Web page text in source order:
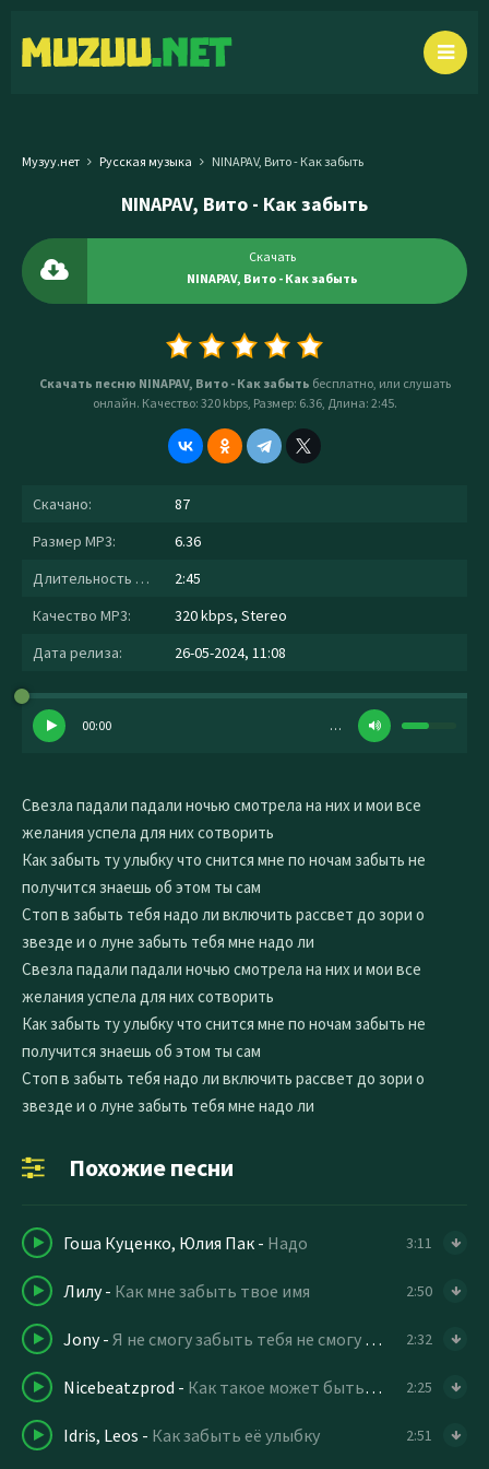
Музуу.нет Русская музыка NINAPAV, Вито - Как забыть
NINAPAV, Вито - Как забыть
Скачать
NINAPAV, Вито - Как забыть
Скачать песню NINAPAV, Вито - Как забыть бесплатно, или слушать
онлайн. Качество: 320 kbps, Размер: 6.36, Длина: 2:45.
Скачано:
87
Размер MP3:
6.36
Длительность MP3:
2:45
Качество MP3:
320 kbps, Stereo
Дата релиза:
26-05-2024, 11:08
00:00 …
Свезла падали падали ночью смотрела на них и мои все
желания успела для них сотворить
Как забыть ту улыбку что снится мне по ночам забыть не
получится знаешь об этом ты сам
Стоп в забыть тебя надо ли включить рассвет до зори о
звезде и о луне забыть тебя мне надо ли
Свезла падали падали ночью смотрела на них и мои все
желания успела для них сотворить
Как забыть ту улыбку что снится мне по ночам забыть не
получится знаешь об этом ты сам
Стоп в забыть тебя надо ли включить рассвет до зори о
звезде и о луне забыть тебя мне надо ли
Похожие песни
Гоша Куценко, Юлия Пак - Надо 3:11
Лилу- Как мне забыть твое имя 2:50
Jony- Я не смогу забыть тебя не смогу забыть твой взгляд 2:32
Nicebeatzprod - Как такое может быть что тебя забыть 2:25
Idris, Leos - Как забыть её улыбку 2:51